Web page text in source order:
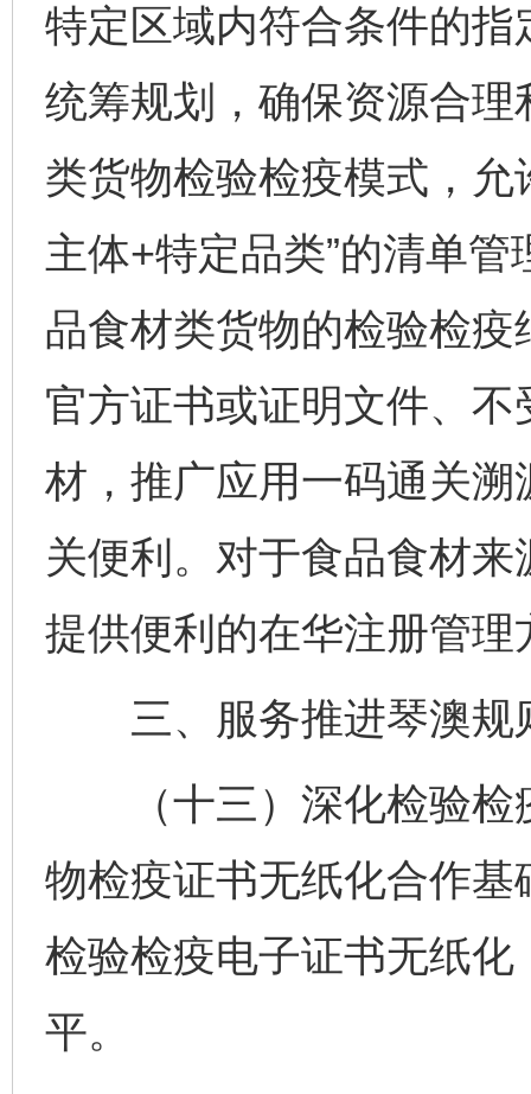
特定区域内符合条件的
统筹规划，确保资源合
类货物检验检疫模式，
主体+特定品类”的清单
品食材类货物的检验检
官方证书或证明文件、
材，推广应用一码通关溯
关便利。对于食品食材
提供便利的在华注册管理
三、服务推进琴澳规
（十三）深化检验检
物检疫证书无纸化合作
检验检疫电子证书无纸
平。